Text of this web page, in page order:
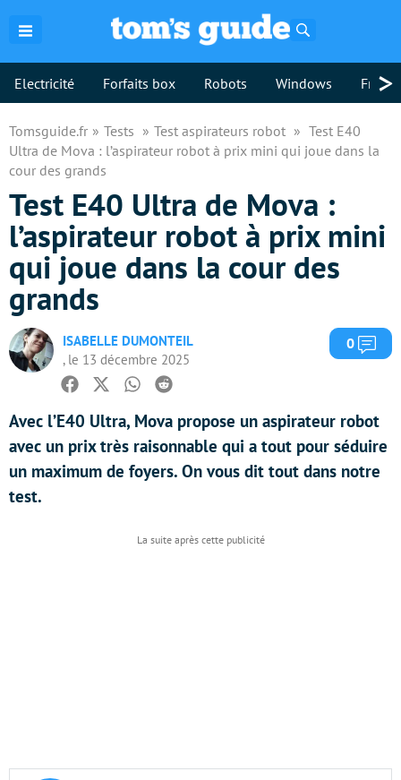
Electricité Forfaits box Robots Windows >
Tomsguide.fr Tests Test aspirateurs robot
Test E40
Ultra de Mova : l’aspirateur robot à prix mini qui joue dans la
cour des grands
Test E40 Ultra de Mova :
l’aspirateur robot à prix mini
qui joue dans la cour des
grands
ISABELLE DUMONTEIL
, le 13 décembre 2025
0
Facebook
TwitterWhatsapp
Reddit
Avec l’E40 Ultra, Mova propose un aspirateur robot
avec un prix très raisonnable qui a tout pour séduire
un maximum de foyers. On vous dit tout dans notre
test.